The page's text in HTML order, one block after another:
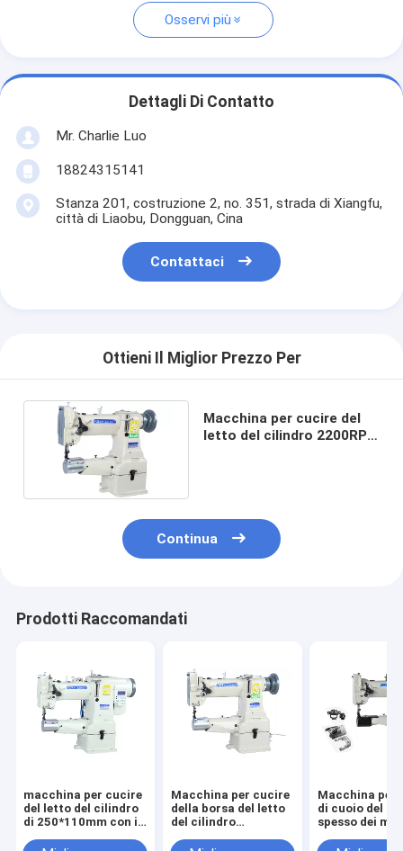
Osservi più
Dettagli Di Contatto
Mr. Charlie Luo
18824315141
Stanza 201, costruzione 2, no. 351, strada di Xiangfu,
città di Liaobu, Dongguan, Cina
Contattaci
Ottieni Il Miglior Prezzo Per
Macchina per cucire del
letto del cilindro 2200RPM
Continua
Prodotti Raccomandati
macchina per cucire
del letto del cilindro
di 250*110mm con il
Macchina per cucire
della borsa del letto
del cilindro
Macchina per
di cuoio del
spesso dei